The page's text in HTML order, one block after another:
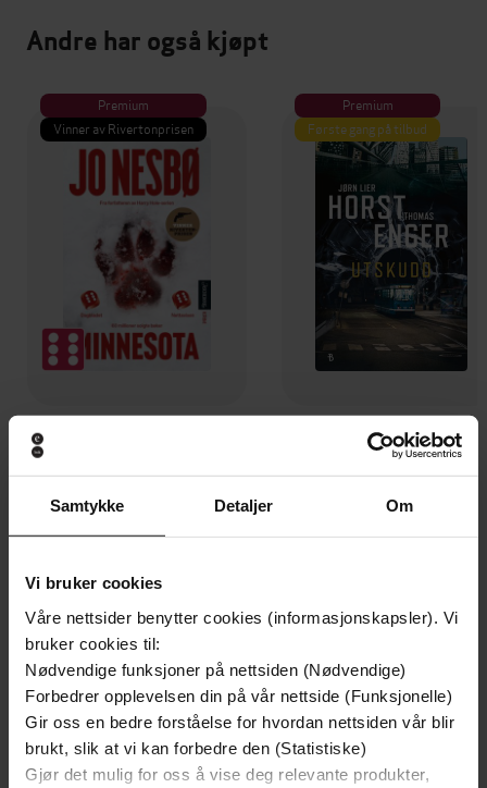
Samtykke Detaljer Om
Vi bruker cookies
Våre nettsider benytter cookies (informasjonskapsler). Vi
bruker cookies til:
Nødvendige funksjoner på nettsiden (Nødvendige)
Forbedrer opplevelsen din på vår nettside (Funksjonelle)
Gir oss en bedre forståelse for hvordan nettsiden vår blir
brukt, slik at vi kan forbedre den (Statistiske)
Gjør det mulig for oss å vise deg relevante produkter,
Andre har også kjøpt
Premium
Vinner av Rivertonprisen
EBOK
Premium
Første gang på tilbud
349,-
Utskudd
EBOK
Undertittel drømmer om en revolusjon
Forfattere Tori Aarseth(forfatter)
Forlag BoD - Books on Demand
Utgitt 12.07.2024